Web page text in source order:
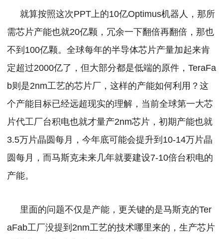
就算按照这次PPT上的10亿Optimus机器人，那所
需芯片产能也就20亿颗，冗余一下翻倍再翻倍，那也
不到100亿颗。 全球每年的半导体芯片产量加起来肯
定超过2000亿了，但大部分都是低端的原件，TeraFa
b则是2nm工艺的芯片厂，这样的产能如何利用？ 这
个产能目标已经远超现实的理解，当前全球第一大芯
片代工厂台积电也就才量产2nm芯片，初期产能也就
3.5万片晶圆每月，今年底可能会提升到10-14万片晶
圆每月，而马斯克未来几年就要建设7-10倍台积电的
产能。
里面的问题不仅是产能，更关键的是马斯克的Ter
aFab工厂没提到2nm工艺的技术哪里来的，生产芯片